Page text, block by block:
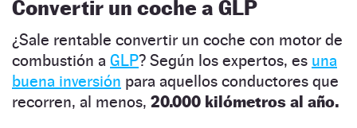
Convertir un coche a GLP
¿Sale rentable convertir un coche con motor de
combustión a GLP? Según los expertos, es una
buena inversión para aquellos conductores que
recorren, al menos, 20.000 kilómetros al año.